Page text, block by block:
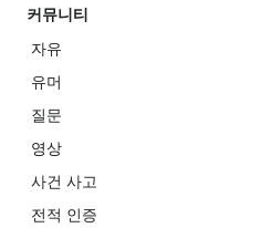
커뮤니티
자유
유머
질문
영상
사건 사고
전적 인증